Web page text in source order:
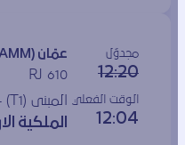
مجدوَل
12:20
عمّان (AMM)
RJ 610
الوقت الفعلي
12:04
المبنى (T1) - حزام الأمتعة (8)
الملكية